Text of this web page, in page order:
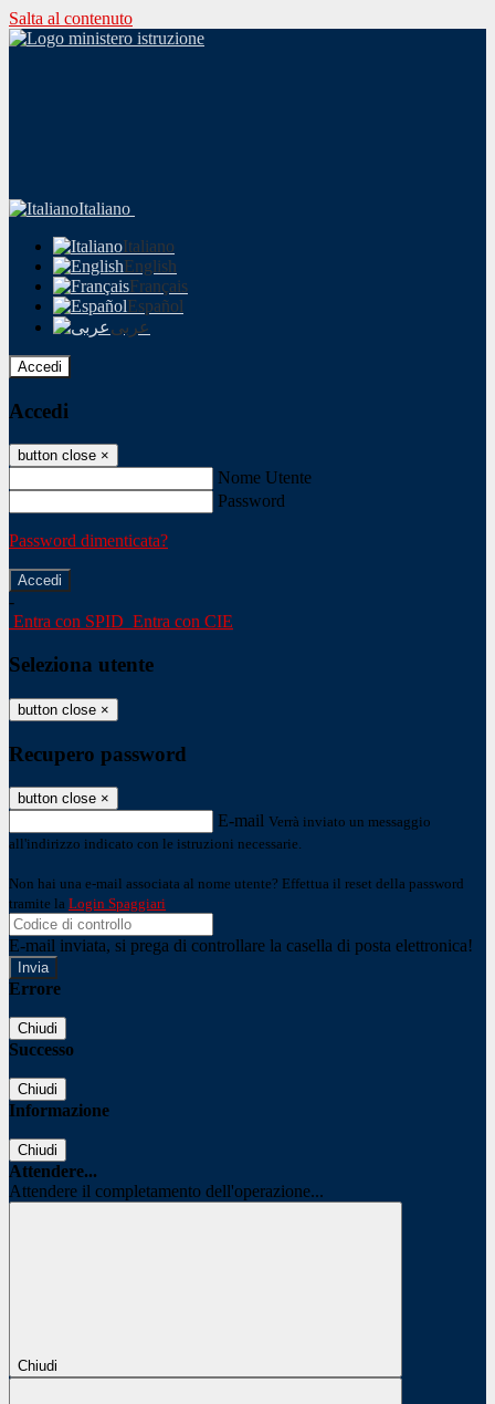
Salta al contenuto
Italiano
Italiano
English
Français
Español
عربى
Accedi
Accedi
button close ×
Nome Utente
Password
Password dimenticata?
-
Entra con SPID Entra con CIE
Seleziona utente
button close ×
Recupero password
button close ×
E-mail Verrà inviato un messaggio
all'indirizzo indicato con le istruzioni necessarie.
Non hai una e-mail associata al nome utente? Effettua il reset della password
tramite la Login Spaggiari
E-mail inviata, si prega di controllare la casella di posta elettronica!
Errore
Chiudi
Successo
Chiudi
Informazione
Chiudi
Attendere...
Attendere il completamento dell'operazione...
Chiudi